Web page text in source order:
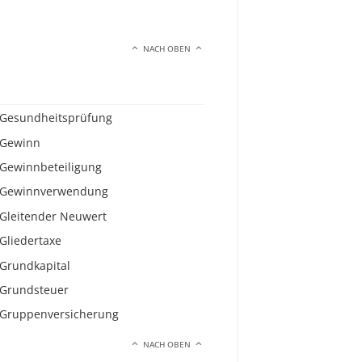
NACH OBEN
Gesundheitsprüfung
Gewinn
Gewinnbeteiligung
Gewinnverwendung
Gleitender Neuwert
Gliedertaxe
Grundkapital
Grundsteuer
Gruppenversicherung
NACH OBEN